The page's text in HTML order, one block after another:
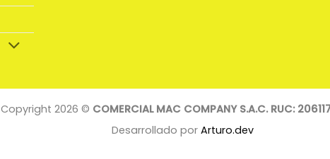
Copyright 2026 © COMERCIAL MAC COMPANY S.A.C. RUC:
Desarrollado por Arturo.dev